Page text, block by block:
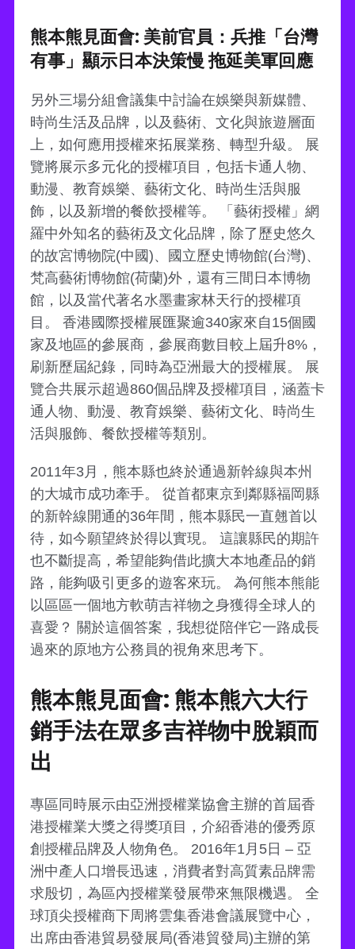
熊本熊見面會: 美前官員：兵推「台灣
有事」顯示日本決策慢 拖延美軍回應
另外三場分組會議集中討論在娛樂與新媒體、
時尚生活及品牌，以及藝術、文化與旅遊層面
上，如何應用授權來拓展業務、轉型升級。 展
覽將展示多元化的授權項目，包括卡通人物、
動漫、教育娛樂、藝術文化、時尚生活與服
飾，以及新增的餐飲授權等。 「藝術授權」網
羅中外知名的藝術及文化品牌，除了歷史悠久
的故宮博物院(中國)、國立歷史博物館(台灣)、
梵高藝術博物館(荷蘭)外，還有三間日本博物
館，以及當代著名水墨畫家林天行的授權項
目。 香港國際授權展匯聚逾340家來自15個國
家及地區的參展商，參展商數目較上屆升8%，
刷新歷屆紀錄，同時為亞洲最大的授權展。 展
覽合共展示超過860個品牌及授權項目，涵蓋卡
通人物、動漫、教育娛樂、藝術文化、時尚生
活與服飾、餐飲授權等類別。
2011年3月，熊本縣也終於通過新幹線與本州
的大城市成功牽手。 從首都東京到鄰縣福岡縣
的新幹線開通的36年間，熊本縣民一直翹首以
待，如今願望終於得以實現。 這讓縣民的期許
也不斷提高，希望能夠借此擴大本地產品的銷
路，能夠吸引更多的遊客來玩。 為何熊本熊能
以區區一個地方軟萌吉祥物之身獲得全球人的
喜愛？ 關於這個答案，我想從陪伴它一路成長
過來的原地方公務員的視角來思考下。
熊本熊見面會: 熊本熊六大行
銷手法在眾多吉祥物中脫穎而
出
專區同時展示由亞洲授權業協會主辦的首屆香
港授權業大獎之得獎項目，介紹香港的優秀原
創授權品牌及人物角色。 2016年1月5日 – 亞
洲中產人口增長迅速，消費者對高質素品牌需
求殷切，為區內授權業發展帶來無限機遇。 全
球頂尖授權商下周將雲集香港會議展覽中心，
出席由香港貿易發展局(香港貿發局)主辦的第